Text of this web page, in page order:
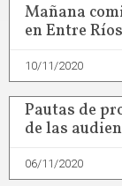
Mañana
en Entre Ríos
10/11/2020
Pautas de
de las
06/11/2020